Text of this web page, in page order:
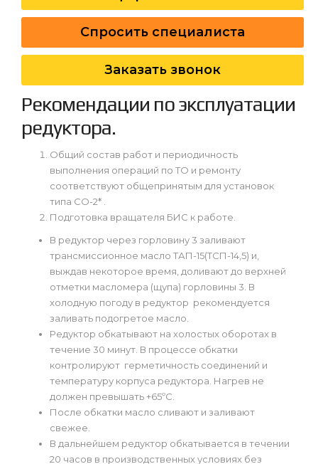
Спросить специалиста
Заказать звонок
Рекомендации по эксплуатации
редуктора.
Общий состав работ и периодичность
выполнения операций по ТО и ремонту
соответствуют общепринятым для установок
типа СО-2* .
Подготовка вращателя БИС к работе.
В редуктор через горловину 3 заливают
трансмиссионное масло ТАП-15(ТСП-14,5) и,
выждав некоторое время, доливают до верхней
отметки масломера (щупа) горловины 3. В
холодную погоду в редуктор рекомендуется
заливать подогретое масло.
Редуктор обкатывают на холостых оборотах в
течение 30 минут. В процессе обкатки
контролируют герметичность соединений и
температуру корпуса редуктора. Нагрев не
должен превышать +65ºС.
После обкатки масло сливают и заливают
свежее.
В дальнейшем редуктор обкатывается в течении
20 часов в производственных условиях без